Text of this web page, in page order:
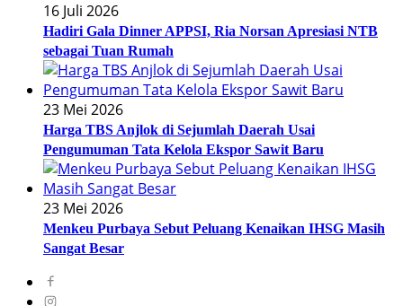
16 Juli 2026
Hadiri Gala Dinner APPSI, Ria Norsan Apresiasi NTB
sebagai Tuan Rumah
23 Mei 2026
Harga TBS Anjlok di Sejumlah Daerah Usai
Pengumuman Tata Kelola Ekspor Sawit Baru
23 Mei 2026
Menkeu Purbaya Sebut Peluang Kenaikan IHSG Masih
Sangat Besar